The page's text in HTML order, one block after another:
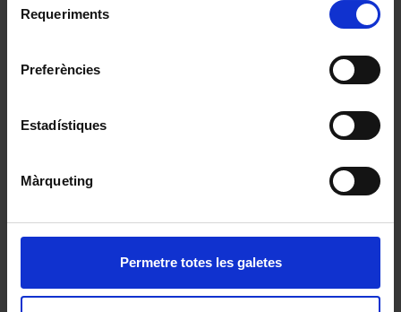
consultar laPolítica de galetes del lloc web de la
Requeriments
Preferències
Estadístiques
Màrqueting
Permetre totes les galetes
Santa Orosia des de casa
1992